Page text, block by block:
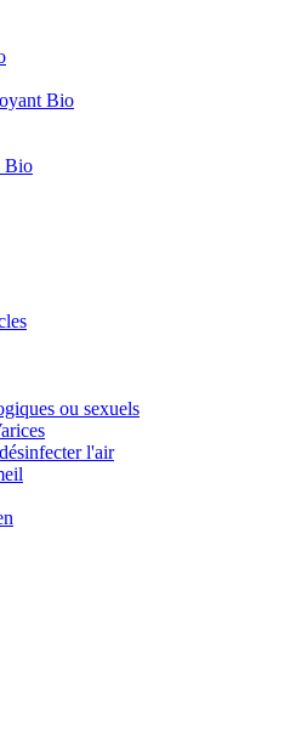
Bio
Bio
ou sexuels
l'air